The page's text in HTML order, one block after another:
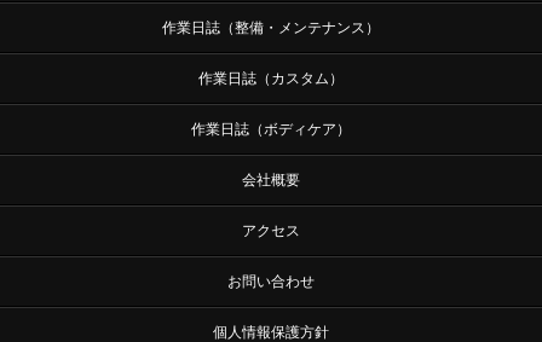
作業日誌（整備・メンテナンス）
作業日誌（カスタム）
作業日誌（ボディケア）
会社概要
アクセス
お問い合わせ
個人情報保護方針